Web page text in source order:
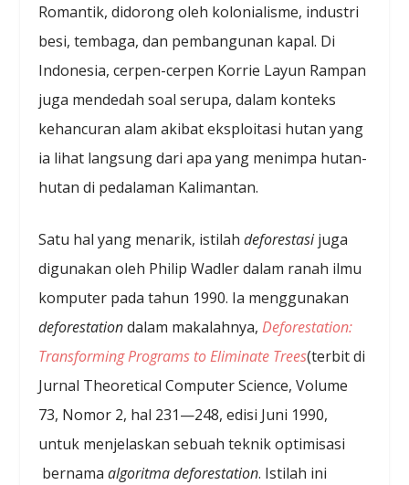
Romantik, didorong oleh kolonialisme, industri
besi, tembaga, dan pembangunan kapal. Di
Indonesia, cerpen-cerpen Korrie Layun Rampan
juga mendedah soal serupa, dalam konteks
kehancuran alam akibat eksploitasi hutan yang
ia lihat langsung dari apa yang menimpa hutan-
hutan di pedalaman Kalimantan.
Satu hal yang menarik, istilahdeforestasijuga
digunakan oleh Philip Wadler dalam ranah ilmu
komputer pada tahun 1990. Ia menggunakan
deforestationdalam makalahnya,Deforestation:
Transforming Programs to Eliminate Trees(terbit di
Jurnal Theoretical Computer Science, Volume
73, Nomor 2, hal 231—248, edisi Juni 1990,
untuk menjelaskan sebuah teknik optimisasi
bernamaalgoritma deforestation. Istilah ini